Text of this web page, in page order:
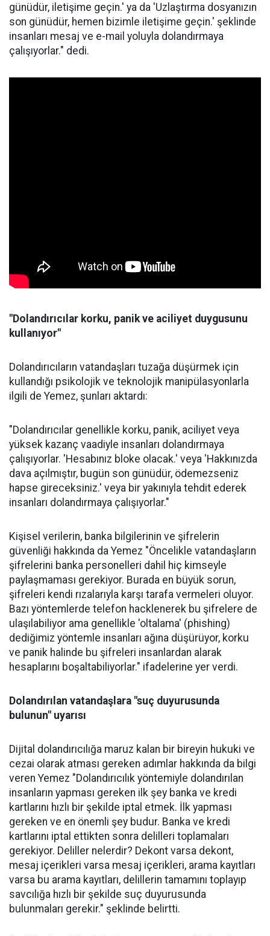
günüdür, iletişime geçin.' ya da 'Uzlaştırma dosyanızın
son günüdür, hemen bizimle iletişime geçin.' şeklinde
insanları mesaj ve e-mail yoluyla dolandırmaya
çalışıyorlar." dedi.
"Dolandırıcılar korku, panik ve aciliyet duygusunu
kullanıyor"
Dolandırıcıların vatandaşları tuzağa düşürmek için
kullandığı psikolojik ve teknolojik manipülasyonlarla
ilgili de Yemez, şunları aktardı:
"Dolandırıcılar genellikle korku, panik, aciliyet veya
yüksek kazanç vaadiyle insanları dolandırmaya
çalışıyorlar. 'Hesabınız bloke olacak.' veya 'Hakkınızda
dava açılmıştır, bugün son günüdür, ödemezseniz
hapse gireceksiniz.' veya bir yakınıyla tehdit ederek
insanları dolandırmaya çalışıyorlar."
Kişisel verilerin, banka bilgilerinin ve şifrelerin
güvenliği hakkında da Yemez "Öncelikle vatandaşların
şifrelerini banka personelleri dahil hiç kimseyle
paylaşmaması gerekiyor. Burada en büyük sorun,
şifreleri kendi rızalarıyla karşı tarafa vermeleri oluyor.
Bazı yöntemlerde telefon hacklenerek bu şifrelere de
ulaşılabiliyor ama genellikle 'oltalama' (phishing)
dediğimiz yöntemle insanları ağına düşürüyor, korku
ve panik halinde bu şifreleri insanlardan alarak
hesaplarını boşaltabiliyorlar." ifadelerine yer verdi.
Dolandırılan vatandaşlara "suç duyurusunda
bulunun" uyarısı
Dijital dolandırıcılığa maruz kalan bir bireyin hukuki ve
cezai olarak atması gereken adımlar hakkında da bilgi
veren Yemez "Dolandırıcılık yöntemiyle dolandırılan
insanların yapması gereken ilk şey banka ve kredi
kartlarını hızlı bir şekilde iptal etmek. İlk yapması
gereken ve en önemli şey budur. Banka ve kredi
kartlarını iptal ettikten sonra delilleri toplamaları
gerekiyor. Deliller nelerdir? Dekont varsa dekont,
mesaj içerikleri varsa mesaj içerikleri, arama kayıtları
varsa bu arama kayıtları, delillerin tamamını toplayıp
savcılığa hızlı bir şekilde suç duyurusunda
bulunmaları gerekir." şeklinde belirtti.